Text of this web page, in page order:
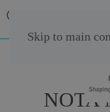
Skip to main
NOTA